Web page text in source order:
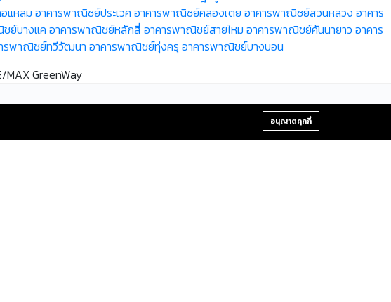
แหลม อาคารพาณิชย์ประเวศอาคารพาณิชย์คลองเตย อาคารพาณิชย์สวนหลวง อาคาร
ย์บางแค อาคารพาณิชย์หลักสี่ อาคารพาณิชย์สายไหม อาคารพาณิชย์คันนายาว อาคาร
รพาณิชย์ทวีวัฒนา อาคารพาณิชย์ทุ่งครุ อาคารพาณิชย์บางบอน
GreenWay
+66-2-840-2224, 081-638-9190
อนุญาตคุกกี้